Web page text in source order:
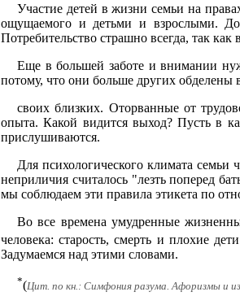
Участие детей в жизни семьи на
ощущаемого и детьми и взрослыми.
Потребительство страшно всегда, так
Еще в большей заботе и внимании
потому, что они больше других
своих близких. Оторванные от
опыта. Какой видится выход? Пусть в
прислушиваются.
Для психологического климата
неприличия считалось "лезть поперед
мы соблюдаем эти правила этикета по
Во все времена умудренные
человека: старость, смерть и плохие
Задумаемся над этими словами.
*(Цит. по кн.: Симфония разума. Афоризмы и